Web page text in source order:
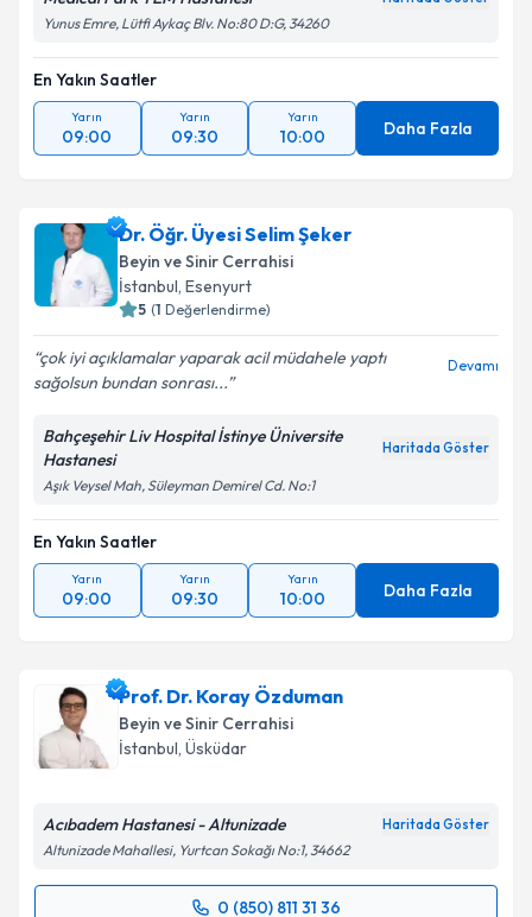
Yunus Emre, Lütfi Aykaç Blv. No:80 D:G, 34260
En Yakın Saatler
Yarın
09:00
Yarın
09:30
Yarın
10:00 Daha Fazla
Dr. Öğr. Üyesi Selim Şeker
Beyin ve Sinir Cerrahisi
İstanbul, Esenyurt
5 (1 Değerlendirme)
çok iyi açıklamalar yaparak acil müdahele yaptı
sağolsun bundan sonrası...
Devamı
Bahçeşehir Liv Hospital İstinye Üniversite
Hastanesi
Haritada Göster
Aşık Veysel Mah, Süleyman Demirel Cd. No:1
En Yakın Saatler
Yarın
09:00
Yarın
09:30
Yarın
10:00 Daha Fazla
Prof. Dr. Koray Özduman
Beyin ve Sinir Cerrahisi
İstanbul, Üsküdar
Acıbadem Hastanesi - Altunizade Haritada Göster
Altunizade Mahallesi, Yurtcan Sokağı No:1, 34662
0 (850) 811 31 36